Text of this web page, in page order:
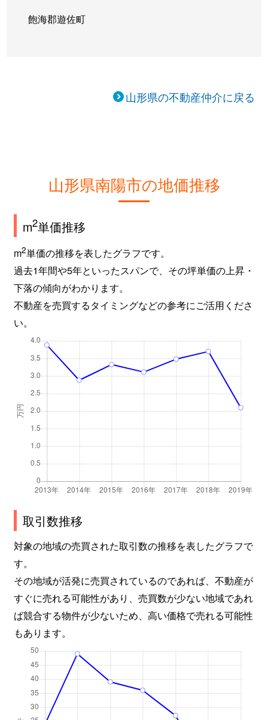
飽海郡遊佐町
山形県の不動産仲介に戻る
山形県南陽市の地価推移
m2単価推移
m2単価の推移を表したグラフです。
過去1年間や5年といったスパンで、その坪単価の上昇・
下落の傾向がわかります。
不動産を売買するタイミングなどの参考にご活用くださ
い。
取引数推移
対象の地域の売買された取引数の推移を表したグラフで
す。
その地域が活発に売買されているのであれば、不動産が
すぐに売れる可能性があり、売買数が少ない地域であれ
ば競合する物件が少ないため、高い価格で売れる可能性
もあります。